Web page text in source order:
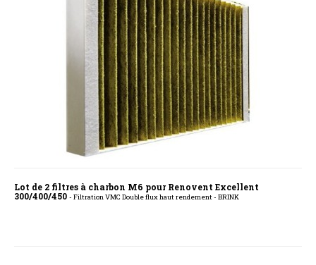
Lot de 2 filtres à charbon M6 pour Renovent Excellent
300/400/450 - Filtration VMC Double flux haut rendement - BRINK